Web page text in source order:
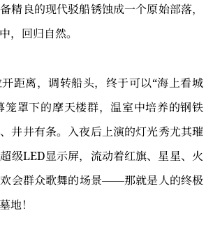
精良的现代驳船锈蚀成一个原始部落，
，回归自然。
距离，调转船头，终于可以“海上看城
罩下的摩天楼群，温室中培养的钢铁
井井有条。入夜后上演的灯光秀尤其璀
级LED显示屏，流动着红旗、星星、火
会群众歌舞的场景——那就是人的终极
地！